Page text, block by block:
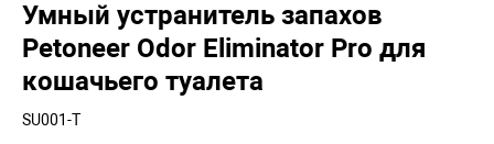
Умный устранитель запахов
Petoneer Odor Eliminator Pro для
кошачьего туалета
SU001-T